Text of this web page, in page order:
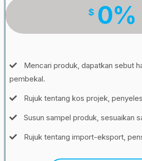
$ 0%
Mencari produk, dapatkan sebut
pembekal.
Rujuk tentang kos projek,
Susun sampel produk, sesuaikan
Rujuk tentang import-eksport,